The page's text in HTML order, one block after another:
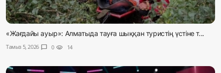
«Жағдайы ауыр»: Алматыда тауға шыққан туристің үстіне т...
Тамыз 5, 2026 chat_bubble 0 visibility 14